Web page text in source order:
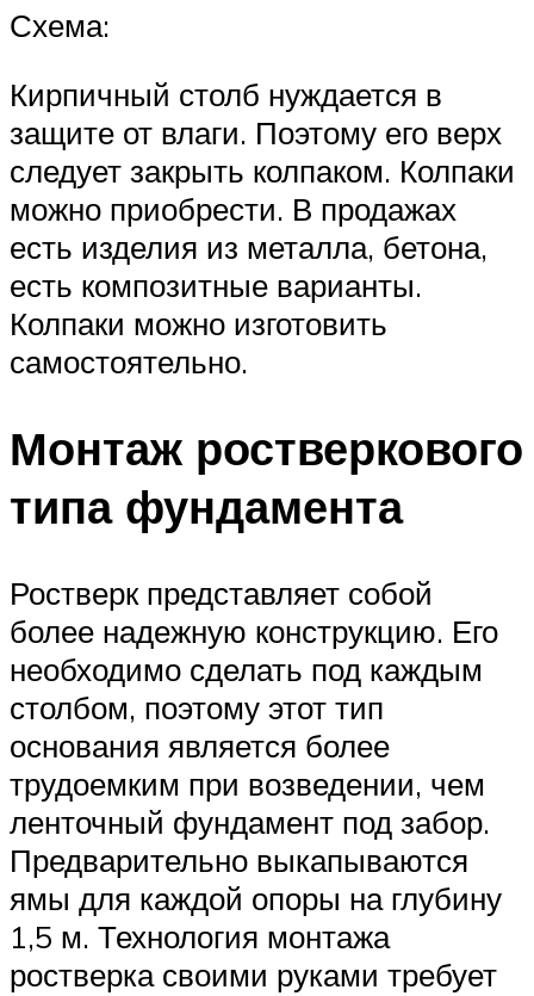
Схема:
Кирпичный столб нуждается в
защите от влаги. Поэтому его верх
следует закрыть колпаком. Колпаки
можно приобрести. В продажах
есть изделия из металла, бетона,
есть композитные варианты.
Колпаки можно изготовить
самостоятельно.
Монтаж ростверкового
типа фундамента
Ростверк представляет собой
более надежную конструкцию. Его
необходимо сделать под каждым
столбом, поэтому этот тип
основания является более
трудоемким при возведении, чем
ленточный фундамент под забор.
Предварительно выкапываются
ямы для каждой опоры на глубину
1,5 м. Технология монтажа
ростверка своими руками требует